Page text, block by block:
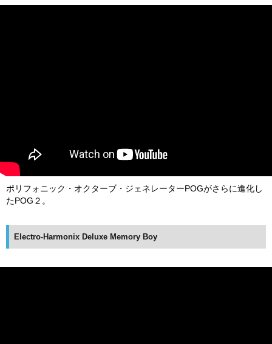
ポリフォニック・オクターブ・ジェネレーターPOGがさらに進化し
たPOG２。
Electro-Harmonix Deluxe Memory Boy